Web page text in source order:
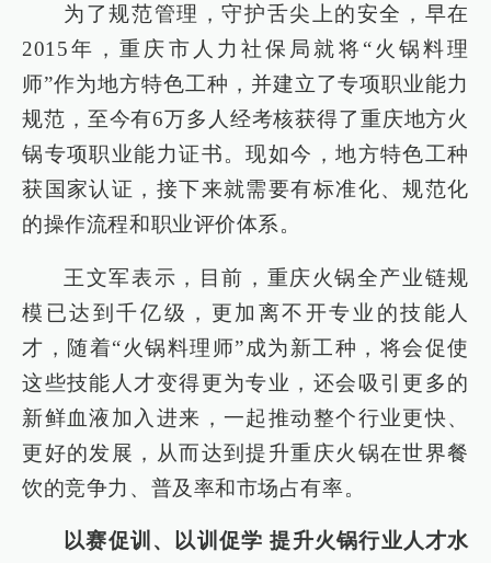
为了规范管理，守护舌尖上的安全，早在
2015年，重庆市人力社保局就将“火锅料理
师”作为地方特色工种，并建立了专项职业能力
规范，至今有6万多人经考核获得了重庆地方火
锅专项职业能力证书。现如今，地方特色工种
获国家认证，接下来就需要有标准化、规范化
的操作流程和职业评价体系。
王文军表示，目前，重庆火锅全产业链规
模已达到千亿级，更加离不开专业的技能人
才，随着“火锅料理师”成为新工种，将会促使
这些技能人才变得更为专业，还会吸引更多的
新鲜血液加入进来，一起推动整个行业更快、
更好的发展，从而达到提升重庆火锅在世界餐
饮的竞争力、普及率和市场占有率。
以赛促训、以训促学 提升火锅行业人才水